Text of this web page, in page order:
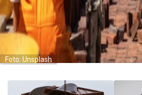
Foto: Unsplash